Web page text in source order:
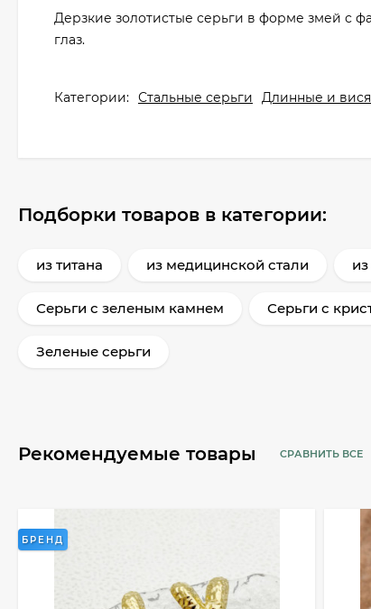
Дерзкие золотистые серьги в форме змей с
глаз.
Категории: Стальные серьги Длинные и
Подборки товаров в категории:
из титана из медицинской стали
Серьги с зеленым камнем Серьги с
Зеленые серьги
Рекомендуемые товары СРАВНИТЬ ВСЕ
БРЕНД